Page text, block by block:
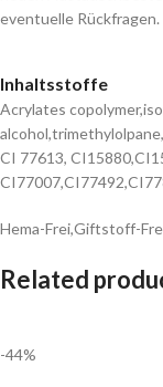
eventuelle Rückfragen.
Inhaltsstoffe
Acrylates
CI 77613,
Hema-Frei,Giftstoff-
Related
-44%